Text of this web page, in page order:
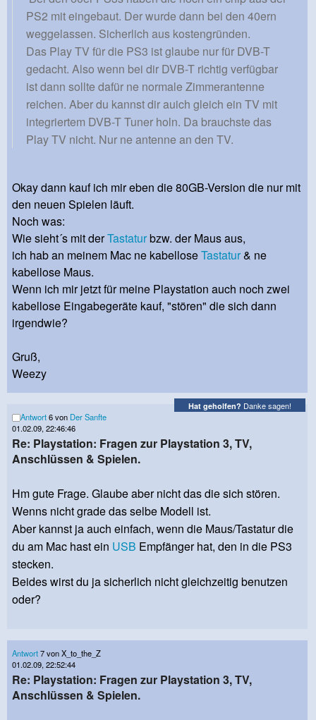
PS2 mit eingebaut. Der wurde dann bei den 40ern
weggelassen. Sicherlich aus kostengründen.
Das Play TV für die PS3 ist glaube nur für DVB-T
gedacht. Also wenn bei dir DVB-T richtig verfügbar
ist dann sollte dafür ne normale Zimmerantenne
reichen. Aber du kannst dir auich gleich ein TV mit
integriertem DVB-T Tuner holn. Da brauchste das
Play TV nicht. Nur ne antenne an den TV.
Okay dann kauf ich mir eben die 80GB-Version die nur mit
den neuen Spielen läuft.
Noch was:
Wie sieht´s mit derTastaturbzw. der Maus aus,
ich hab an meinem Mac ne kabelloseTastatur& ne
kabellose Maus.
Wenn ich mir jetzt für meine Playstation auch noch zwei
kabellose Eingabegeräte kauf, "stören" die sich dann
irgendwie?
Gruß,
Weezy
Hat geholfen? Danke sagen!
Antwort6 von Der Sanfte
01.02.09, 22:46:46
Re: Playstation: Fragen zur Playstation 3, TV,
Anschlüssen & Spielen.
Hm gute Frage. Glaube aber nicht das die sich stören.
Wenns nicht grade das selbe Modell ist.
Aber kannst ja auch einfach, wenn die Maus/Tastatur die
du am Mac hast ein USB Empfänger hat, den in die PS3
stecken.
Beides wirst du ja sicherlich nicht gleichzeitig benutzen
oder?
Antwort7 von X_to_the_Z
01.02.09, 22:52:44
Re: Playstation: Fragen zur Playstation 3, TV,
Anschlüssen & Spielen.